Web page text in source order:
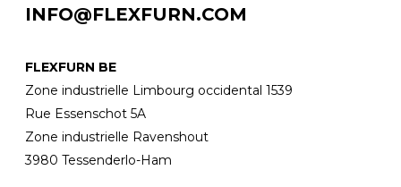
INFO@FLEXFURN.COM
FLEXFURN BE
Zone industrielle Limbourg occidental 1539
Rue Essenschot 5A
Zone industrielle Ravenshout
3980 Tessenderlo-Ham